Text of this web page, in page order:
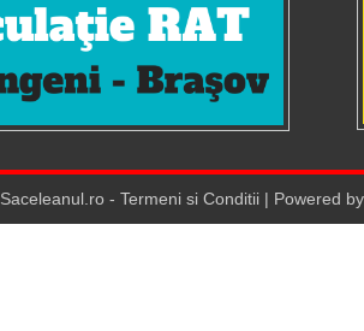
Saceleanul.ro - Termeni si Conditii | Powered